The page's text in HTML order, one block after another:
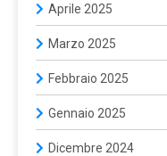
Aprile 2025
Marzo 2025
Febbraio 2025
Gennaio 2025
Dicembre 2024